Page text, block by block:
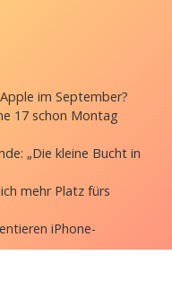
im September?
17 schon Montag
„Die kleine Bucht in
mehr Platz fürs
iPhone-